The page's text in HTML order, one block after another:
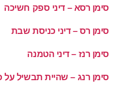
סימן רסא – דיני ספק חשיכה
סימן רס – דיני כניסת שבת
סימן רנז – דיני הטמנה
סימן רנג – שהיית תבשיל